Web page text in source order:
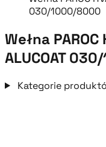
030/1000/8000
Wełna PAROC
ALUCOAT
Kategorie